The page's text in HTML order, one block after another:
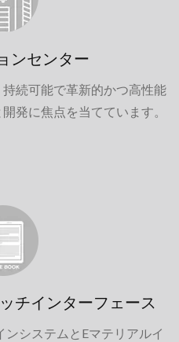
ンセンター
続可能で革新的かつ高性能
発に焦点を当てています。
チインターフェース
システムとEマテリアルイ